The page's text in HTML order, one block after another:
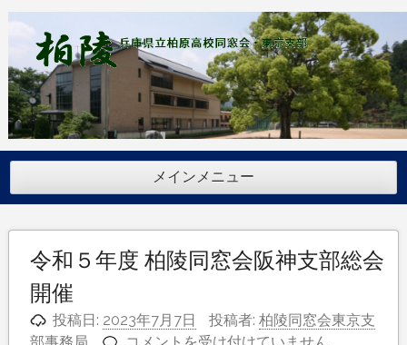
コ
テ
ン
ツ
へ
ス
ッ
メインメニュー
令和５年度 柏陵同窓会阪神支部総会
開催
投稿日: 2023年7月7日 投稿者:柏陵同窓会東京支
令